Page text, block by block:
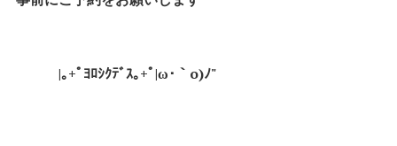
|｡+ﾟﾖﾛｼｸﾃﾞｽ｡+ﾟ|ω･｀o)ﾉ"